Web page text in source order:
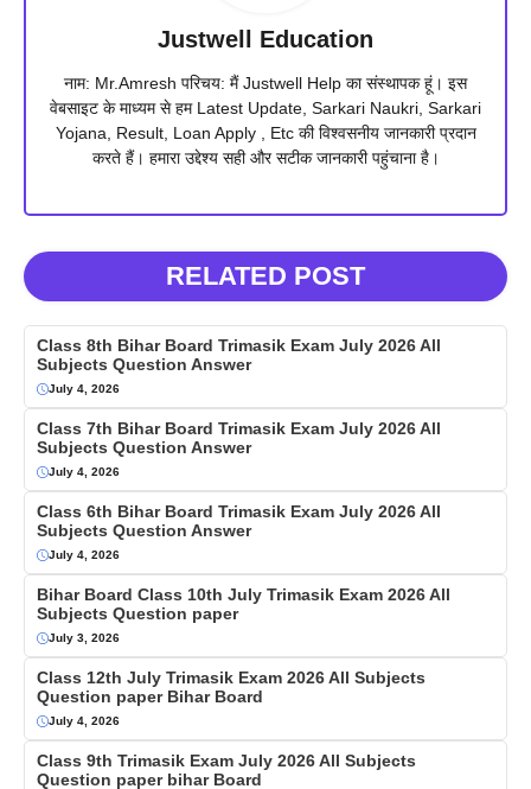
Justwell Education
नाम: Mr.Amresh परिचय: मैं Justwell Help का संस्थापक हूं। इस
वेबसाइट के माध्यम से हम Latest Update, Sarkari Naukri, Sarkari
Yojana, Result, Loan Apply , Etc की विश्वसनीय जानकारी प्रदान
करते हैं। हमारा उद्देश्य सही और सटीक जानकारी पहुंचाना है।
RELATED POST
Class 8th Bihar Board Trimasik Exam July 2026 All
Subjects Question Answer
July 4, 2026
Class 7th Bihar Board Trimasik Exam July 2026 All
Subjects Question Answer
July 4, 2026
Class 6th Bihar Board Trimasik Exam July 2026 All
Subjects Question Answer
July 4, 2026
Bihar Board Class 10th July Trimasik Exam 2026 All
Subjects Question paper
July 3, 2026
Class 12th July Trimasik Exam 2026 All Subjects
Question paper Bihar Board
July 4, 2026
Class 9th Trimasik Exam July 2026 All Subjects
Question paper bihar Board